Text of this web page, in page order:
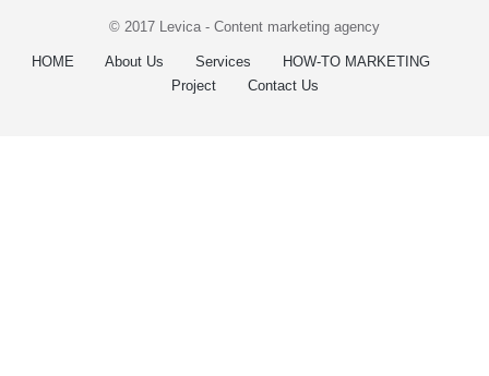
© 2017 Levica - Content marketing agency
HOME About Us Services
HOW-TO MARKETING
Project
Contact Us